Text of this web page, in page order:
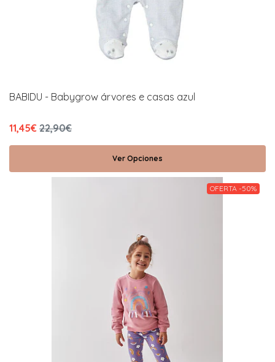
BABIDU - Babygrow árvores e casas azul
11,45€ 22,90€
Ver Opciones
OFERTA -50%